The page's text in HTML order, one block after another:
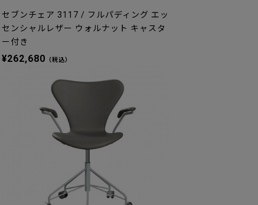
セブンチェア 3117 / フルパディング エッ
センシャルレザー ウォルナット キャスタ
ー付き
¥262,680 （税込）